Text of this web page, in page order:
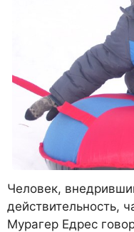
Человек,
действительность,
Мурагер Едрес